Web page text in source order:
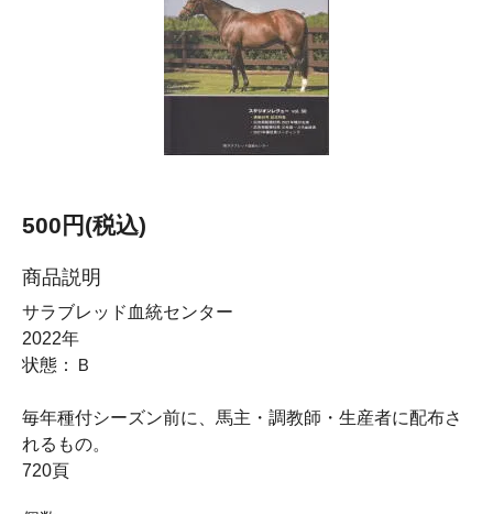
500円(税込)
商品説明
サラブレッド血統センター
2022年
状態：Ｂ
毎年種付シーズン前に、馬主・調教師・生産者に配布さ
れるもの。
720頁